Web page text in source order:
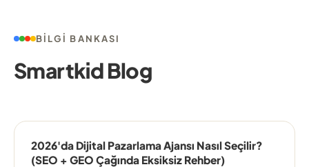
BILGI BANKASI
Smartkid Blog
2026'da Dijital Pazarlama Ajansı Nasıl Seçilir?
(SEO + GEO Çağında Eksiksiz Rehber)